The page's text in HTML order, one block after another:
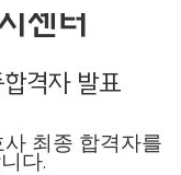
센터
격자 발표
최종 합격자를
다.